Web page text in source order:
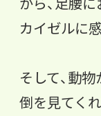
カイゼルに
そして、動
倒を見てく